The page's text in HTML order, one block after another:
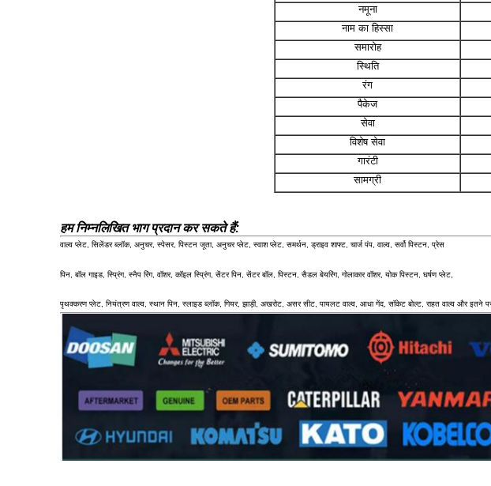
नमूना
नाम का हिस्सा
समारोह
स्थिति
रंग
पैकेज
सेवा
विशेष सेवा
गारंटी
सामग्री
हम निम्नलिखित भाग प्रदान कर सकते हैं:
वाल्व प्लेट, सिलेंडर ब्लॉक, अनुचर, स्पेसर, पिस्टन जूता, अनुचर प्लेट, स्वाश प्लेट, समर्थन, ड्राइव शाफ्ट, चार्ज पंप, वाल्व, सर्वो पिस्टन, प्रेस
पिन, बॉल गाइड, स्प्रिंग, स्नैप रिंग, वॉशर, कॉइल स्प्रिंग, सेंटर पिन, सेंटर बॉल, पिस्टन, सैडल बेयरिंग, गोलाकार वॉशर, योक पिस्टन, घर्षण प्लेट,
पृथक्करण प्लेट, नियंत्रण वाल्व, स्थान पिन, स्लाइड ब्लॉक, गियर, झाड़ी, अखरोट, असर सीट, पायलट वाल्व, आधा गेंद, सॉकेट बोल्ट, राहत वाल्व और इतने